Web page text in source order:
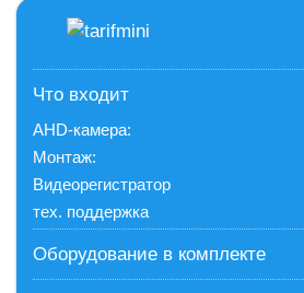
Что входит
AHD-камера:
Монтаж:
Видеорегистратор
тех. поддержка
Оборудование в комплекте